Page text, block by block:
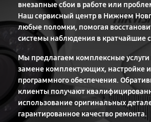
внезапные сбои в работе или
Наш сервисный центр в Нижнем
любые поломки, помогая
системы наблюдения в кратчайшие
Мы предлагаем комплексные услуги
замене комплектующих, настройке
программного обеспечения.
клиенты получают
использование оригинальных
гарантированное качество ремонта.